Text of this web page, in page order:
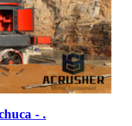
- .